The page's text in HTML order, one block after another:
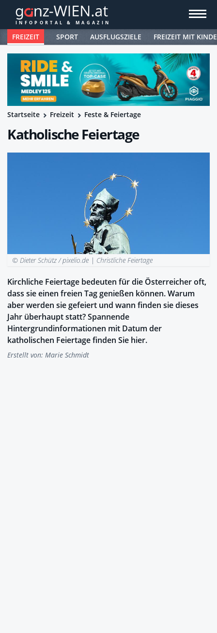
FREIZEIT SPORT AUSFLUGSZIELE FREIZEIT MIT
Startseite Freizeit Feste & Feiertage
Katholische Feiertage
© Dieter Schütz / pixelio.de | Christliche Feiertage
Kirchliche Feiertage bedeuten für die Österreicher oft,
dass sie einen freien Tag genießen können. Warum
aber werden sie gefeiert und wann finden sie dieses
Jahr überhaupt statt? Spannende
Hintergrundinformationen mit Datum der
katholischen Feiertage finden Sie hier.
Erstellt von: Marie Schmidt